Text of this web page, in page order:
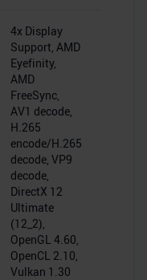
4x Display
Support, AMD
Eyefinity,
AMD
FreeSync,
AV1 decode,
H.265
encode/H.265
decode, VP9
decode,
DirectX 12
Ultimate
(12_2),
OpenGL 4.60,
OpenCL 2.10,
Vulkan 1.30